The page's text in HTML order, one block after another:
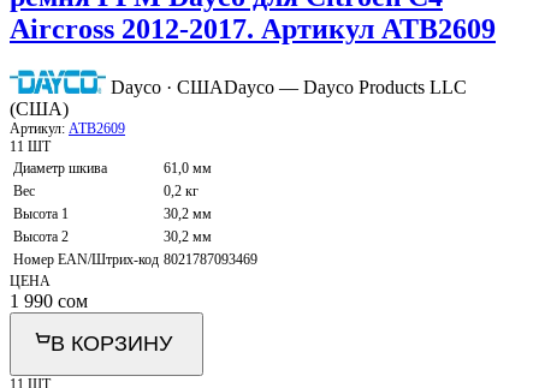
Aircross 2012-2017. Артикул ATB2609
Dayco · СШАDayco — Dayco Products LLC
(США)
Артикул: ATB2609
11 ШТ
Диаметр шкива
61,0 мм
Вес
0,2 кг
Высота 1
30,2 мм
Высота 2
30,2 мм
Номер EAN/Штрих-код 8021787093469
ЦЕНА
1 990 сом
В КОРЗИНУ
11 ШТ